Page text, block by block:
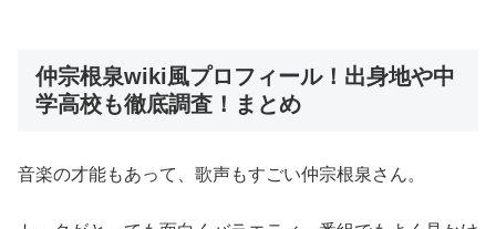
仲宗根泉wiki風プロフィール！出身地や中
学高校も徹底調査！まとめ
音楽の才能もあって、歌声もすごい仲宗根泉さん。